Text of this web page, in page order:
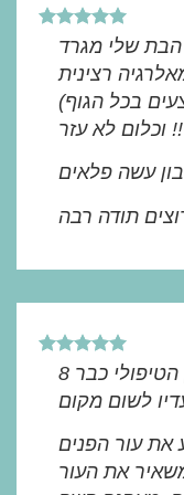
שלי מגרד
רצינית
וכלום לא עזר !!
תודה רבה
אני רוצה לספר שאני משתמש בסבון הטיפולי כבר 8
את עור הפנים
את העור